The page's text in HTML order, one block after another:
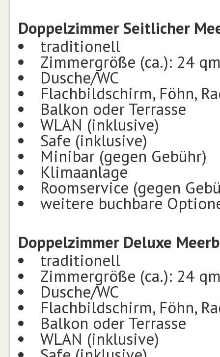
Doppelzimmer Seitlicher
traditionell
Zimmergröße (ca.): 24
Dusche/WC
Flachbildschirm, Föhn,
Balkon oder Terrasse
WLAN (inklusive)
Safe (inklusive)
Minibar (gegen Gebühr)
Klimaanlage
Roomservice (gegen
weitere buchbare
Doppelzimmer Deluxe
traditionell
Zimmergröße (ca.): 24
Dusche/WC
Flachbildschirm, Föhn,
Balkon oder Terrasse
WLAN (inklusive)